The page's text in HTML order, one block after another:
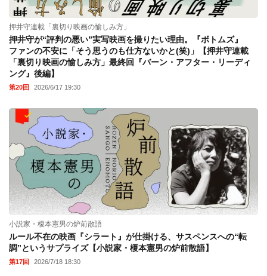
押井守連載「裏切り映画の愉しみ方」
押井守が“評判の悪い”実写映画を撮りたい理由。『ボトムズ』
ファンの不安に「そう思うのも仕方ないかと(笑)」【押井守連載
「裏切り映画の愉しみ方」最終回『バーン・アフター・リーディ
ング』後編】
第20回 2026/6/17 19:30
小説家・榎本憲男の炉前散語
ルール不在の映画『シラート』が仕掛ける、サスペンスへの“転
調”というサプライズ【小説家・榎本憲男の炉前散語】
第17回 2026/7/18 18:30